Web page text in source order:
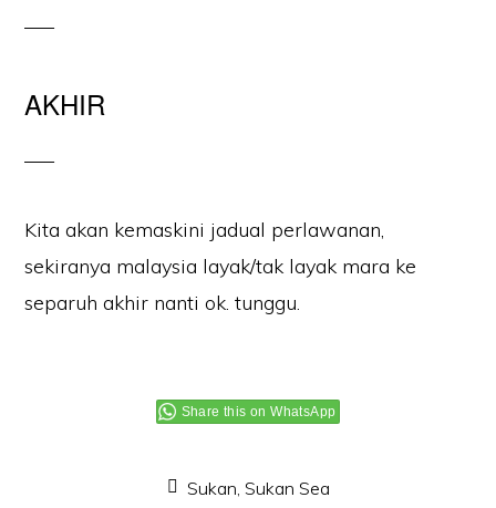
—–
AKHIR
—–
Kita akan kemaskini jadual perlawanan,
sekiranya malaysia layak/tak layak mara ke
separuh akhir nanti ok. tunggu.
Share this on WhatsApp
Sukan Sukan Sea